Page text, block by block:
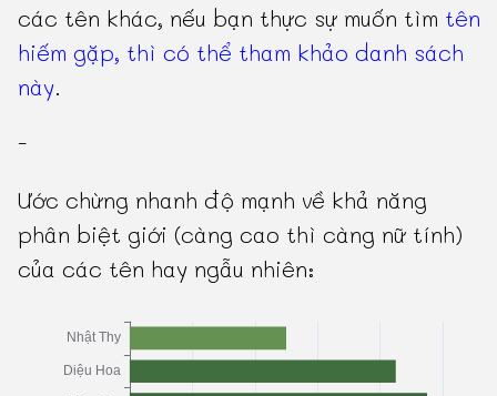
các tên khác, nếu bạn thực sự muốn tìm tên
hiếm gặp, thì có thể tham khảo danh sách
này.
-
Ước chừng nhanh độ mạnh về khả năng
phân biệt giới (càng cao thì càng nữ tính)
của các tên hay ngẫu nhiên: